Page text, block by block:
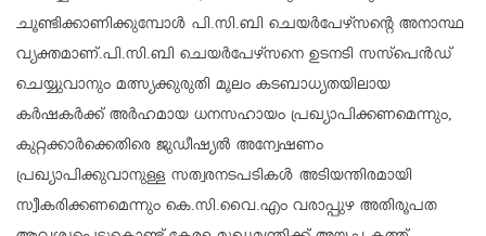
ചൂണ്ടിക്കാണിക്കുമ്പോൾ പി.സി.ബി ചെയർപേഴ്സന്റെ അനാസ്ഥ
വ്യക്തമാണ്.പി.സി.ബി ചെയർപേഴ്സനെ ഉടനടി സസ്പെൻഡ്
ചെയ്യുവാനും മത്സ്യക്കുരുതി മൂലം കടബാധ്യതയിലായ
കർഷകർക്ക് അർഹമായ ധനസഹായം പ്രഖ്യാപിക്കണമെന്നും,
കുറ്റക്കാർക്കെതിരെ ജുഡീഷ്യൽ അന്വേഷണം
പ്രഖ്യാപിക്കുവാനുള്ള സത്വരനടപടികൾ അടിയന്തിരമായി
സ്വീകരിക്കണമെന്നും കെ.സി.വൈ.എം വരാപ്പുഴ അതിരൂപത